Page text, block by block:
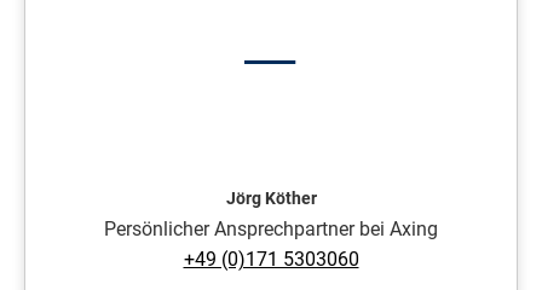
Jörg Köther
Persönlicher Ansprechpartner bei Axing
+49 (0)171 5303060